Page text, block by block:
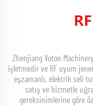
Zhenjiang Voton
işletmedir ve RF uyum
eşzamanlı, elektrik seli
satış ve hizmetle
gereksinimlerine göre